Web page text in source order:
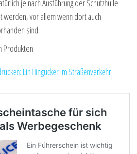
je nach Ausführung der Schutzhülle
vor allem wenn dort auch
sind.
Produkten
Ein Hingucker im Straßenverkehr